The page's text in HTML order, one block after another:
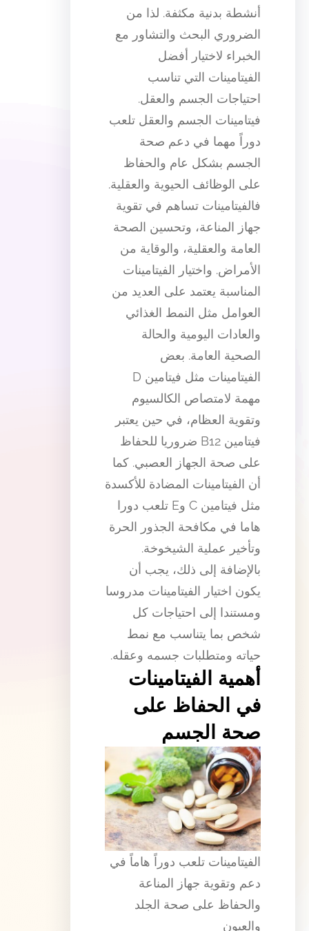
أنشطة بدنية مكثفة. لذا من
الضروري البحث والتشاور مع
الخبراء لاختيار أفضل
الفيتامينات التي تناسب
احتياجات الجسم والعقل.
فيتامينات الجسم والعقل تلعب
دوراً مهما في دعم صحة
الجسم بشكل عام والحفاظ
على الوظائف الحيوية والعقلية.
فالفيتامينات تساهم في تقوية
جهاز المناعة، وتحسين الصحة
العامة والعقلية، والوقاية من
الأمراض. واختيار الفيتامينات
المناسبة يعتمد على العديد من
العوامل مثل النمط الغذائي
والعادات اليومية والحالة
الصحية العامة. بعض
الفيتامينات مثل فيتامين D
مهمة لامتصاص الكالسيوم
وتقوية العظام، في حين يعتبر
فيتامين B12 ضروريا للحفاظ
على صحة الجهاز العصبي. كما
أن الفيتامينات المضادة للأكسدة
مثل فيتامين C وE تلعب دورا
هاما في مكافحة الجذور الحرة
وتأخير عملية الشيخوخة.
بالإضافة إلى ذلك، يجب أن
يكون اختيار الفيتامينات مدروسا
ومستندا إلى احتياجات كل
شخص بما يتناسب مع نمط
حياته ومتطلبات جسمه وعقله.
أهمية الفيتامينات
في الحفاظ على
صحة الجسم
الفيتامينات تلعب دوراً هاماً في
دعم وتقوية جهاز المناعة
والحفاظ على صحة الجلد
والعيون